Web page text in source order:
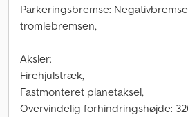
Parkeringsbremse:
tromlebremsen,
Aksler:
Firehjulstræk,
Fastmonteret planetaksel,
Overvindelig forhindringshøjde: